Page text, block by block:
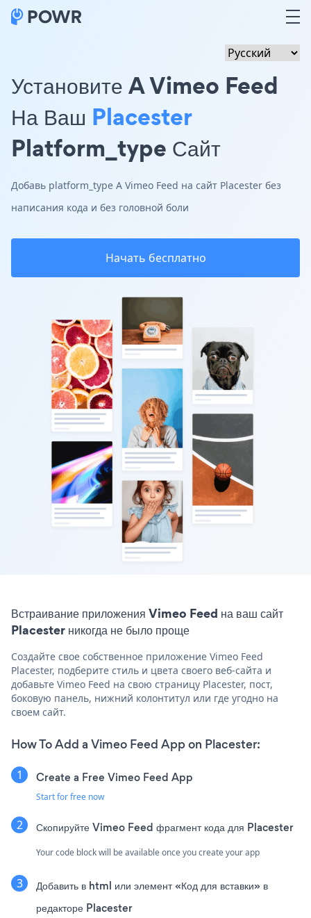
Установите A Vimeo Feed
На Ваш Placester
Platform_type Сайт
Добавь platform_type A Vimeo Feed на сайт Placester без
написания кода и без головной боли
Начать бесплатно
Встраивание приложения Vimeo Feed на ваш сайт
Placester никогда не было проще
Создайте свое собственное приложение Vimeo Feed
Placester, подберите стиль и цвета своего веб-сайта и
добавьте Vimeo Feed на свою страницу Placester, пост,
боковую панель, нижний колонтитул или где угодно на
своем сайт.
How To Add a Vimeo Feed App on Placester:
Create a Free Vimeo Feed App
Start for free now
Скопируйте Vimeo Feed фрагмент кода для Placester
Your code block will be available once you create your app
Добавить в html или элемент «Код для вставки» в
редакторе Placester